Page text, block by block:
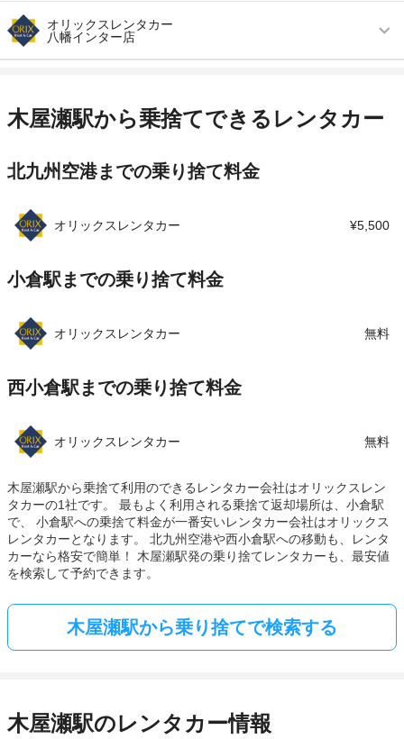
オリックスレンタカー
八幡インター店
アクセス
西鉄バス馬場山西団地より徒歩で約1分（送迎な
し）
この店舗でレンタカーを探す
木屋瀬駅から乗捨てできるレンタカー
北九州空港までの乗り捨て料金
オリックスレンタカー ¥5,500
小倉駅までの乗り捨て料金
オリックスレンタカー 無料
西小倉駅までの乗り捨て料金
オリックスレンタカー 無料
木屋瀬駅から乗捨て利用のできるレンタカー会社はオリックスレン
タカーの1社です。 最もよく利用される乗捨て返却場所は、小倉駅
で、 小倉駅への乗捨て料金が一番安いレンタカー会社はオリックス
レンタカーとなります。 北九州空港や西小倉駅への移動も、レンタ
カーなら格安で簡単！ 木屋瀬駅発の乗り捨てレンタカーも、最安値
を検索して予約できます。
木屋瀬駅から乗り捨てで検索する
木屋瀬駅のレンタカー情報